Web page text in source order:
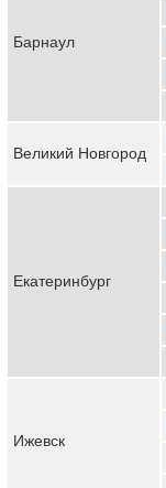
Барнаул
Великий Новгород
Екатеринбург
Ижевск